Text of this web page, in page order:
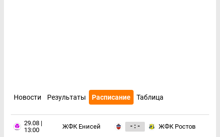
Новости Результаты Расписание Таблица
29.08 |
13:00
ЖФК Енисей - : - ЖФК Ростов